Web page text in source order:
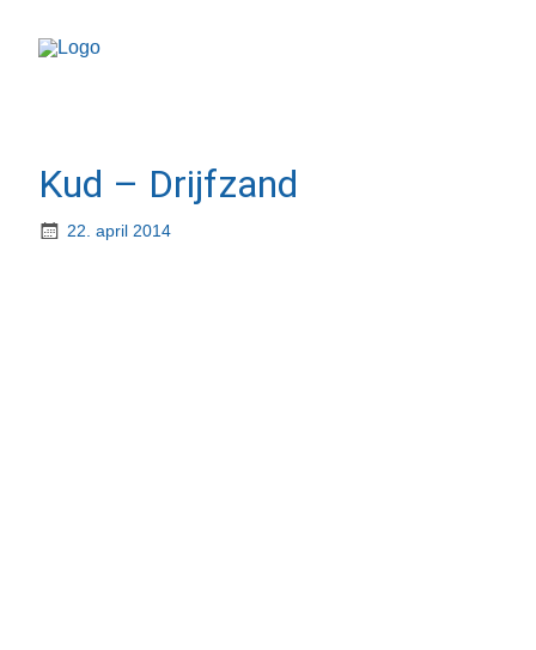
Kud – Drijfzand
22. april 2014